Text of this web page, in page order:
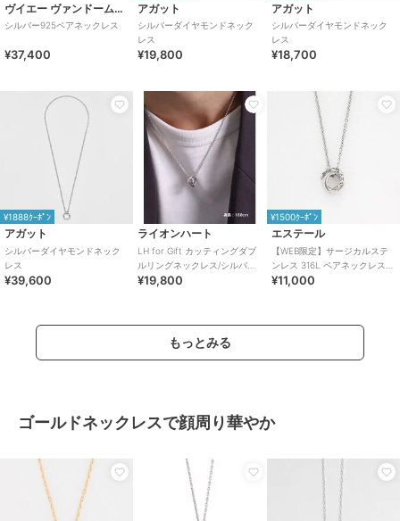
ヴイエー ヴァンドーム青山
シルバー925ペアネックレス
¥37,400
アガット
シルバーダイヤモンドネック
レス
¥19,800
アガット
シルバーダイヤモンドネック
レス
¥18,700
¥1888ｸｰﾎﾟﾝ
アガット
シルバーダイヤモンドネック
レス
¥39,600
ライオンハート
LH for Gift カッティングダブ
ルリングネックレス/シルバー
925
¥19,800
¥1500ｸｰﾎﾟﾝ
エステール
【WEB限定】サージカルステ
ンレス 316L ペアネックレス
（メンズ）
¥11,000
もっとみる
ゴールドネックレスで顔周り華やか